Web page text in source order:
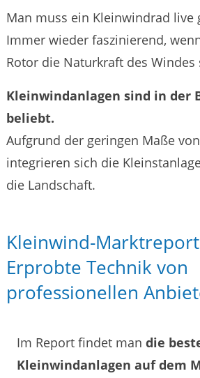
Man muss ein Kleinwindrad live
Immer wieder faszinierend,
Rotor die Naturkraft des
Kleinwindanlagen sind in der
beliebt.
Aufgrund der geringen Maße
integrieren sich die
die Landschaft.
Kleinwind-
Erprobte Technik von
professionellen
Im Report findet man die
Kleinwindanlagen auf dem